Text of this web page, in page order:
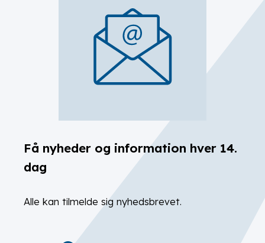
Få nyheder og information hver 14.
dag
Alle kan tilmelde sig nyhedsbrevet.